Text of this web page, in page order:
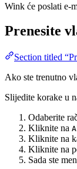
Wink će poslati e-
Prenesite
Section titled
Ako ste trenutno
Slijedite korake u
Odaberite
Kliknite na
Kliknite na
Kliknite na
Sada ste